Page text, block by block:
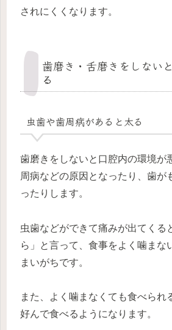
されにくくなります。
歯磨き・舌磨きをしない
る
虫歯や歯周病があると太る
歯磨きをしないと口腔内の環境が
周病などの原因となったり、歯が
ったりします。
虫歯などができて痛みが出てくる
ら」と言って、食事をよく噛まな
まいがちです。
また、よく噛まなくても食べられ
好んで食べるようになります。